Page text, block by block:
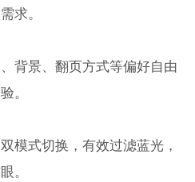
求。
背景、翻页方式等偏好自由
。
模式切换，有效过滤蓝光，
。